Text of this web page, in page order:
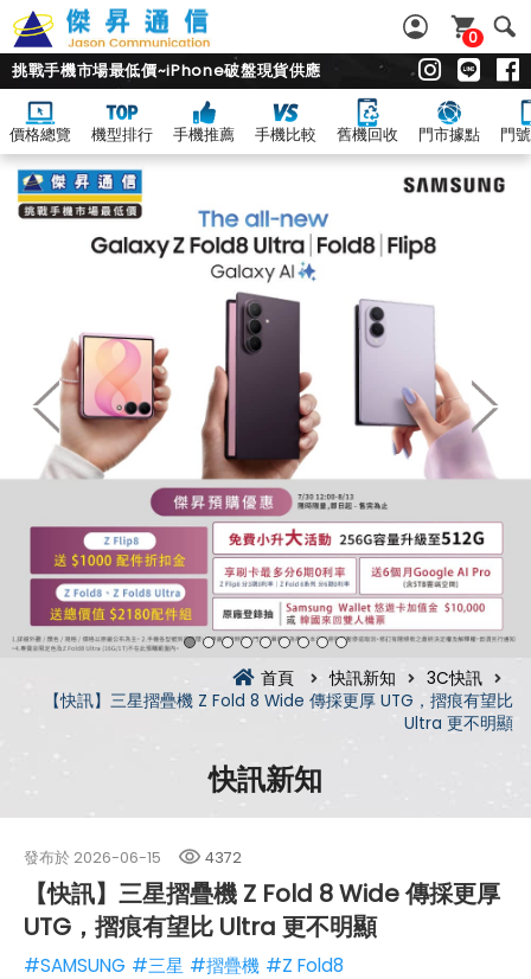
0
挑戰手機市場最低價~iPhone破盤現貨供應
價格總覽 機型排行 手機推薦 手機比較 舊機回收 門市據點 門
首頁 快訊新知
3C快訊
【快訊】三星摺疊機 Z Fold 8 Wide 傳採更厚 UTG，摺痕有望比
Ultra 更不明顯
快訊新知
發布於 2026-06-15 4372
【快訊】三星摺疊機 Z Fold 8 Wide 傳採更厚
UTG，摺痕有望比 Ultra 更不明顯
#SAMSUNG #三星 #摺疊機 #Z Fold8